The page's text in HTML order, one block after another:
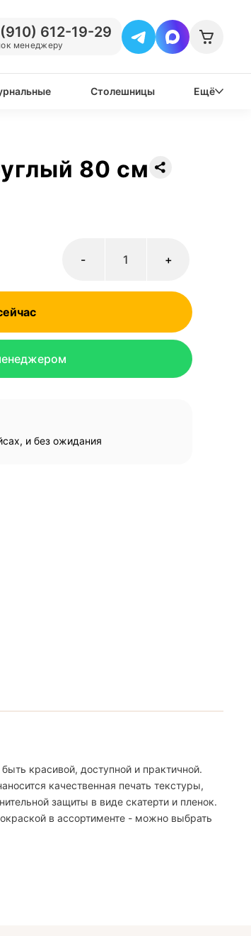
612-19-29
менеджеру
Столешницы Ещё
80 см
+
-
и без ожидания
красивой, доступной и практичной.
качественная печать текстуры,
защиты в виде скатерти и пленок.
в ассортименте - можно выбрать